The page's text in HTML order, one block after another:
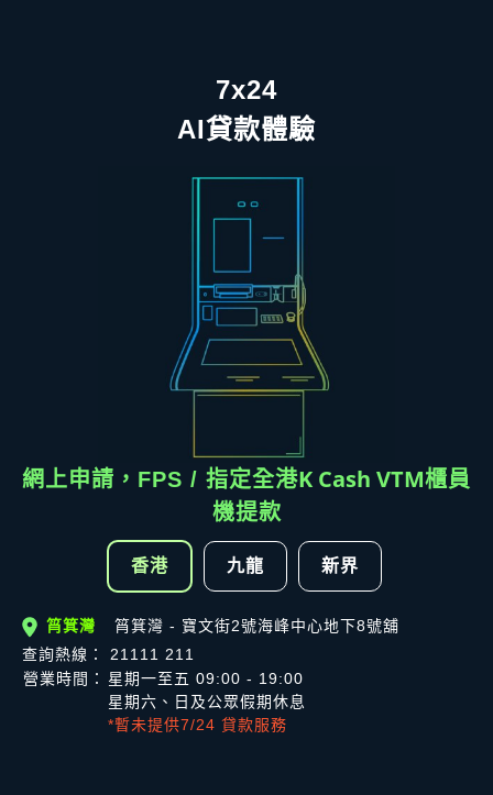
7x24
AI貸款體驗
網上申請，FPS / 指定全港K Cash VTM櫃員
機提款
香港 九龍 新界
筲箕灣
筲箕灣 - 寶文街2號海峰中心地下8號舖
查詢熱線： 21111 211
營業時間：
星期一至五 09:00 - 19:00
星期六、日及公眾假期休息
*暫未提供7/24 貸款服務